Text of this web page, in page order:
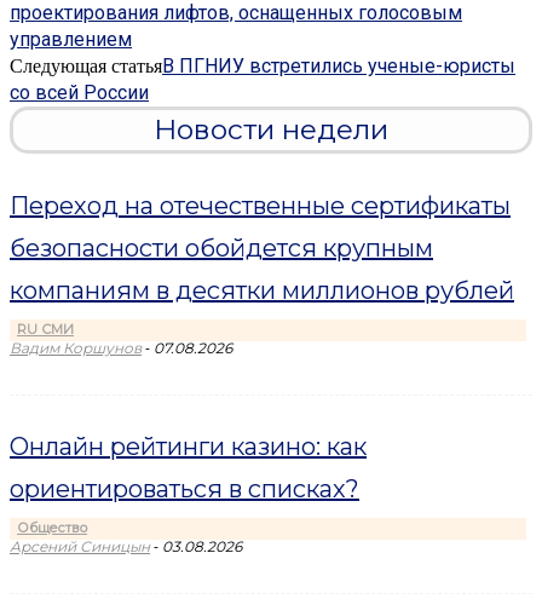
проектирования лифтов, оснащенных голосовым
управлением
Следующая статьяВ ПГНИУ встретились ученые-юристы
со всей России
Новости недели
Переход на отечественные сертификаты
безопасности обойдется крупным
компаниям в десятки миллионов рублей
RU СМИ
Вадим Коршунов - 07.08.2026
Онлайн рейтинги казино: как
ориентироваться в списках?
Общество
Арсений Синицын - 03.08.2026